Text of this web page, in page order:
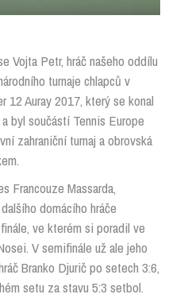
Vojta Petr, hráč našeho oddílu
turnaje chlapců v
Auray 2017, který se konal
byl součástí Tennis Europe
zahraniční turnaj a obrovská
Francouze Massarda,
domácího hráče
ve kterém si poradil ve
V semifinále už ale jeho
Branko Djurič po setech 3:6,
setu za stavu 5:3 setbol.